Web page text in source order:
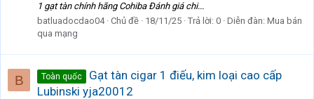
1 gạt tàn chính hãng Cohiba Đánh giá chi...
batluadocdao04 Chủ đề 18/11/25 Trả lời: 0 Diễn đàn: Mua bán
qua mạng
B Toàn quốc
Gạt tàn cigar 1 điếu, kim loại cao cấp
Lubinski yja20012